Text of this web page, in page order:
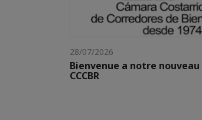
28/07/2026
Bienvenue a notre
CCCBR